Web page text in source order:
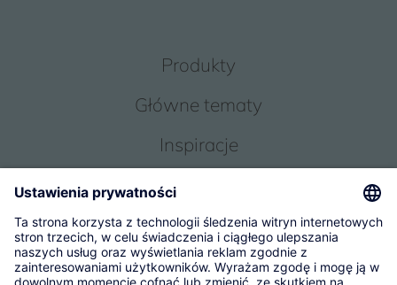
Produkty
Główne tematy
Inspiracje
Obsługa
O Nas